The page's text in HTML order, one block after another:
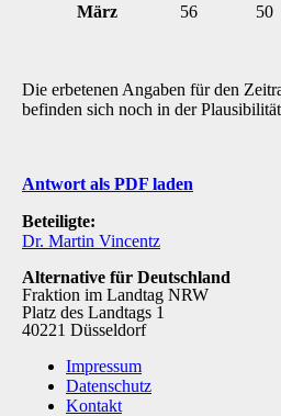
März
56 50
Die erbetenen Angaben für den
befinden sich noch in der
Antwort als PDF laden
Beteiligte:
Dr. Martin Vincentz
Alternative für Deutschland
Fraktion im Landtag NRW
Platz des Landtags 1
40221 Düsseldorf
Impressum
Datenschutz
Kontakt